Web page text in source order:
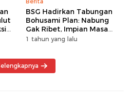
BSG Hadirkan Tabungan
Bohusami Plan: Nabung
Gak Ribet, Impian Masa
Depan Makin Dekat!
1 tahun yang lalu